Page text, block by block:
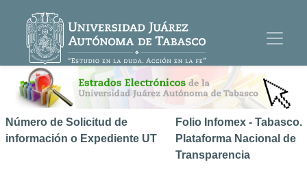
Número de Solicitud de
información o Expediente UT
Folio Infomex - Tabasco.
Plataforma Nacional de
Transparencia